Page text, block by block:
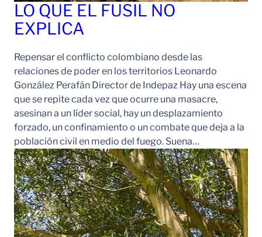
LO QUE EL FUSIL NO
EXPLICA
Repensar el conflicto colombiano desde las
relaciones de poder en los territorios Leonardo
González Perafán Director de Indepaz Hay una escena
que se repite cada vez que ocurre una masacre,
asesinan a un líder social, hay un desplazamiento
forzado, un confinamiento o un combate que deja a la
población civil en medio del fuego. Suena…